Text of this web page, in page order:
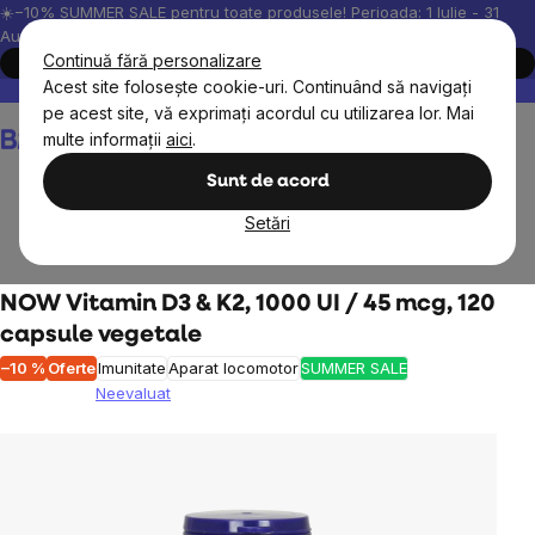
Continuă fără personalizare
Acest site folosește cookie-uri. Continuând să navigați
pe acest site, vă exprimați acordul cu utilizarea lor. Mai
multe informații aici.
Sunt de acord
Setări
Treci
la
conținut
☀️−10% SUMMER SALE pentru toate produsele! Perioada: 1 Iulie - 31
August, 2026.
Cumpără acum
Peste 200.000 de recenzii verificate
Produsele noastre sunt
Coş
de
NOW Vitamin D3 & K2, 1000 UI / 45 mcg, 120
capsule vegetale
–10 % OferteImunitateAparat locomotorSUMMER SALE
Neevaluat